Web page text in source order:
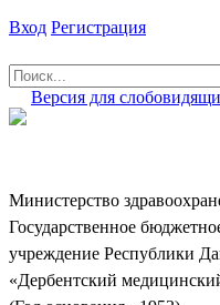
Вход Регистрация
Версия для
Министерство
Государственное
учреждение Республики
«Дербентский